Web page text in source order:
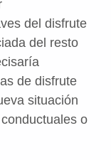
del disfrute
del resto
de disfrute
situación
o